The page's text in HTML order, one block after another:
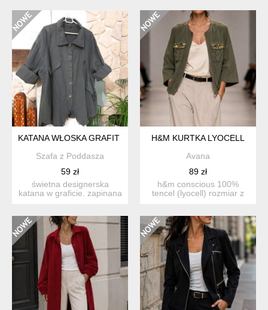
KATANA WŁOSKA GRAFIT L
Szafa z Poddasza
59 zł
świetna designerska
katana w graficie. zapinana
H&M KURTKA LYOCELL
Avana
89 zł
h&m conscious 100%
tencel (lyocell) rozmiar z